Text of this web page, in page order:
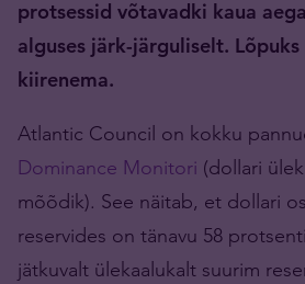
protsessid võtavadki kaua
alguses järk-järguliselt.
kiirenema.
Atlantic Council on kokku
Dominance Monitori (dollari
mõõdik). See näitab, et dollari
reservides on tänavu 58
jätkuvalt ülekaalukalt suurim